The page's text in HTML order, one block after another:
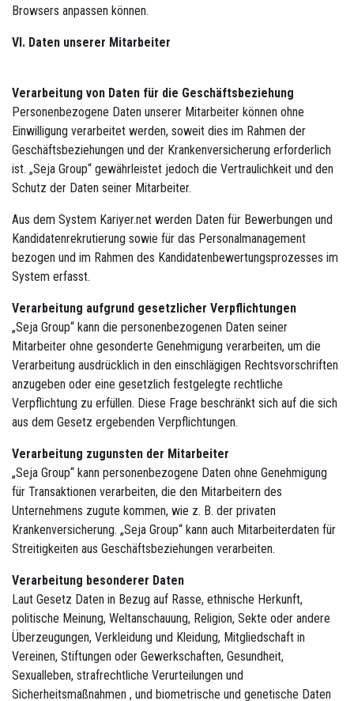
Browsers anpassen können.
VI. Daten unserer Mitarbeiter
Verarbeitung von Daten für die Geschäftsbeziehung
Personenbezogene Daten unserer Mitarbeiter können ohne
Einwilligung verarbeitet werden, soweit dies im Rahmen der
Geschäftsbeziehungen und der Krankenversicherung erforderlich
ist. „Seja Group“ gewährleistet jedoch die Vertraulichkeit und den
Schutz der Daten seiner Mitarbeiter.
Aus dem System Kariyer.net werden Daten für Bewerbungen und
Kandidatenrekrutierung sowie für das Personalmanagement
bezogen und im Rahmen des Kandidatenbewertungsprozesses im
System erfasst.
Verarbeitung aufgrund gesetzlicher Verpflichtungen
„Seja Group“ kann die personenbezogenen Daten seiner
Mitarbeiter ohne gesonderte Genehmigung verarbeiten, um die
Verarbeitung ausdrücklich in den einschlägigen Rechtsvorschriften
anzugeben oder eine gesetzlich festgelegte rechtliche
Verpflichtung zu erfüllen. Diese Frage beschränkt sich auf die sich
aus dem Gesetz ergebenden Verpflichtungen.
Verarbeitung zugunsten der Mitarbeiter
„Seja Group“ kann personenbezogene Daten ohne Genehmigung
für Transaktionen verarbeiten, die den Mitarbeitern des
Unternehmens zugute kommen, wie z. B. der privaten
Krankenversicherung. „Seja Group“ kann auch Mitarbeiterdaten für
Streitigkeiten aus Geschäftsbeziehungen verarbeiten.
Verarbeitung besonderer Daten
Laut Gesetz Daten in Bezug auf Rasse, ethnische Herkunft,
politische Meinung, Weltanschauung, Religion, Sekte oder andere
Überzeugungen, Verkleidung und Kleidung, Mitgliedschaft in
Vereinen, Stiftungen oder Gewerkschaften, Gesundheit,
Sexualleben, strafrechtliche Verurteilungen und
Sicherheitsmaßnahmen , und biometrische und genetische Daten